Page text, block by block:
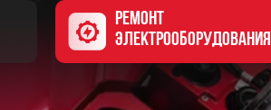
РЕМОНТ
ЭЛЕКТРООБОРУДОВАНИЯ